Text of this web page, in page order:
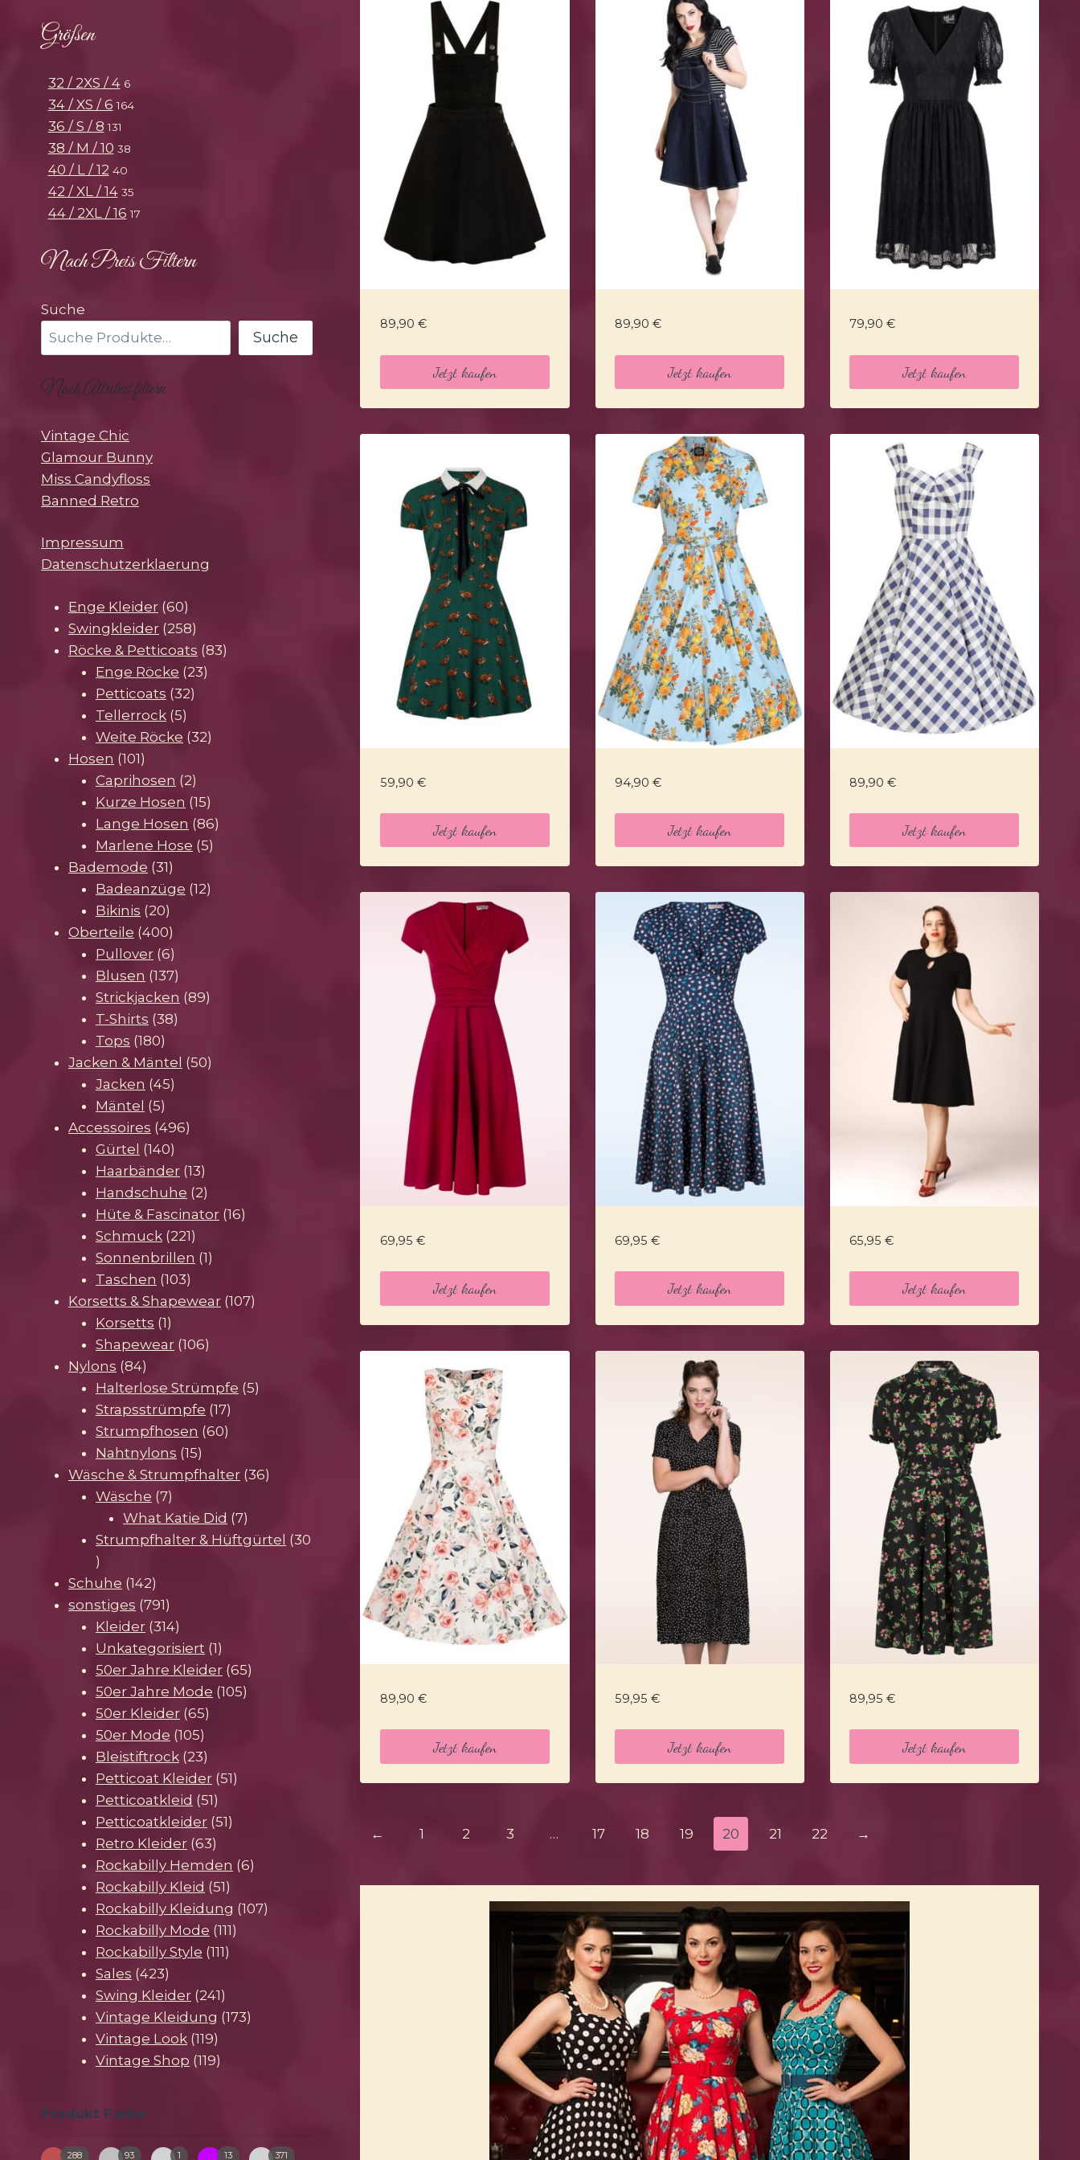
89,90 €
Jetzt kaufen
89,90€
Jetzt kaufen
79,90€
Jetzt kaufen
59,90 €
Jetzt kaufen
94,90€
Jetzt kaufen
89,90€
Jetzt kaufen
69,95 €
Jetzt kaufen
69,95€
Jetzt kaufen
65,95€
Jetzt kaufen
89,90 €
Jetzt kaufen
59,95€
Jetzt kaufen
89,95€
Jetzt kaufen
← 1 2 3 … 17 18 19 20 21 22 →
Größen
32 / 2XS / 4 6
34 / XS / 6 164
36 / S / 8 131
38 / M / 10 38
40 / L / 12 40
42 / XL / 14 35
44 / 2XL / 16 17
Nach Preis Filtern
Suche
Suche
Nach Attribut filtern
Vintage Chic
Glamour Bunny
Miss Candyfloss
Banned Retro
Impressum
Datenschutzerklaerung
Enge Kleider 6060
Produkte
Swingkleider 258258
Produkte
Röcke & Petticoats 8383
Enge Röcke 2323
Petticoats 3232
Tellerrock 55
Produkte
Weite Röcke 3232
Hosen 101101
Produkte
Caprihosen 22
Produkte
Kurze Hosen 1515
Produkte
Lange Hosen 8686
Marlene Hose 55
Bademode 3131
Produkte
Badeanzüge 1212
Bikinis 2020
Produkte
Oberteile 400400
Produkte
Pullover 66
Produkte
Blusen 137137
Produkte
Strickjacken 8989
T-Shirts 3838
Tops 180180
Produkte
Jacken & Mäntel 5050
Jacken 4545
Mäntel 55
Produkte
Accessoires 496496
Gürtel 140140
Produkte
Haarbänder 1313
Produkte
Handschuhe 22
Produkte
Hüte & Fascinator 1616
Schmuck 221221
Produkte
Sonnenbrillen 11
Taschen 103103
Produkte
Korsetts & Shapewear 107107
Korsetts 11
Produkt
Shapewear 106106
Nylons 8484
Produkte
Halterlose Strümpfe 55
Strapsstrümpfe 1717
Produkte
Strumpfhosen 6060
Nahtnylons 1515
Produkte
Wäsche & Strumpfhalter 3636
Wäsche 77
Produkte
What Katie Did 77
Produkte
Strumpfhalter & Hüftgürtel 30
30
Produkte
Schuhe 142142
Produkte
sonstiges 791791
Produkte
Kleider 314314
Produkte
Unkategorisiert 11
Produkt
50er Jahre Kleider 6565
50er Jahre Mode 105105
50er Kleider 6565
50er Mode 105105
Produkte
Bleistiftrock 2323
Produkte
Petticoat Kleider 5151
Petticoatkleid 5151
Produkte
Petticoatkleider 5151
Retro Kleider 6363
Produkte
Rockabilly Hemden 66
Rockabilly Kleid 5151
Produkte
Rockabilly Kleidung 107107
Rockabilly Mode 111111
Rockabilly Style 111111
Sales 423423
Produkte
Swing Kleider 241241
Produkte
Vintage Kleidung 173173
Vintage Look 119119
Produkte
Vintage Shop 119119
Produkt Farbe
288 93 1 13 371